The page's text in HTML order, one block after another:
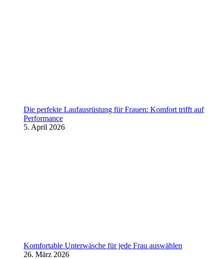
Die perfekte Laufausrüstung für Frauen: Komfort trifft auf
Performance
5. April 2026
Komfortable Unterwäsche für jede Frau auswählen
26. März 2026